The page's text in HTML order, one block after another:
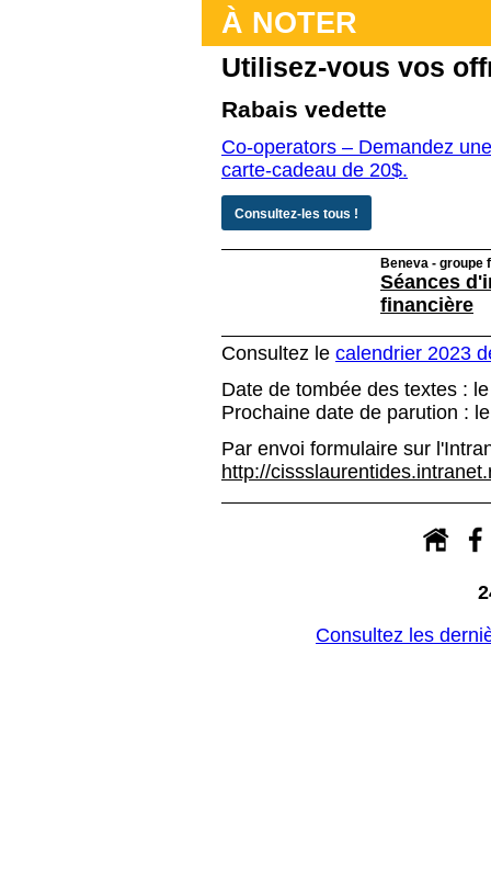
À NOTER
Utilisez-vous vos
Rabais vedette
Co-operators – Demandez
carte-cadeau de 20$.
Consultez-les tous !
Beneva - groupe
Séances
financière
Consultez le calendrier 2023
Date de tombée des textes :
Prochaine date de parution :
Par envoi formulaire sur
http://
Consultez les